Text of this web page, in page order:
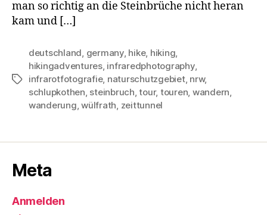
man so richtig an die Steinbrüche nicht heran
kam und […]
Schlagwörter
deutschland germany, hike, hiking
hikingadventures, infraredphotography,
infrarotfotografie, naturschutzgebiet, nrw,
schlupkothen steinbruch ,tour, touren wandern
wanderung ,wülfrath zeittunnel
Meta
Anmelden